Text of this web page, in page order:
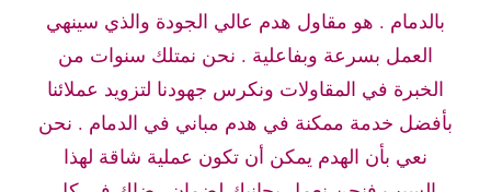
بالدمام . هو مقاول هدم عالي الجودة والذي سينهي
العمل بسرعة وبفاعلية . نحن نمتلك سنوات من
الخبرة في المقاولات ونكرس جهودنا لتزويد عملائنا
بأفضل خدمة ممكنة في هدم مباني في الدمام . نحن
نعي بأن الهدم يمكن أن تكون عملية شاقة لهذا